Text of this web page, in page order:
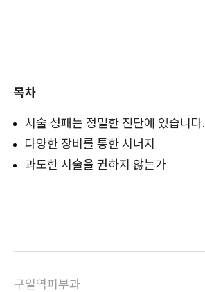
목차
시술 성패는 정밀한 진단에 있습니다.
다양한 장비를 통한 시너지
과도한 시술을 권하지 않는가
구일역피부과